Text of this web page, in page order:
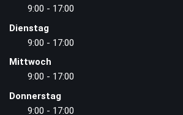
9:00 - 17:00
Dienstag
9:00 - 17:00
Mittwoch
9:00 - 17:00
Donnerstag
9:00 - 17:00